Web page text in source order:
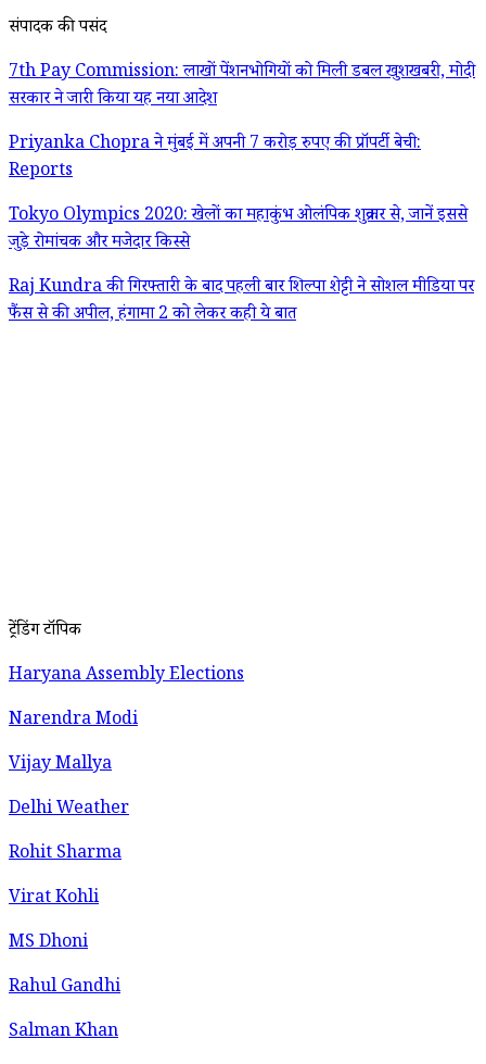
संपादक की पसंद
7th Pay Commission: लाखों पेंशनभोगियों को मिली डबल खुशखबरी, मोदी
सरकार ने जारी किया यह नया आदेश
Priyanka Chopra ने मुंबई में अपनी 7 करोड़ रुपए की प्रॉपर्टी बेची:
Reports
Tokyo Olympics 2020: खेलों का महाकुंभ ओलंपिक शुक्रवार से, जानें इससे
जुड़े रोमांचक और मजेदार किस्से
Raj Kundra की गिरफ्तारी के बाद पहली बार शिल्पा शेट्टी ने सोशल मीडिया पर
फैंस से की अपील, हंगामा 2 को लेकर कही ये बात
ट्रेंडिंग टॉपिक
Haryana Assembly Elections
Narendra Modi
Vijay Mallya
Delhi Weather
Rohit Sharma
Virat Kohli
MS Dhoni
Rahul Gandhi
Salman Khan